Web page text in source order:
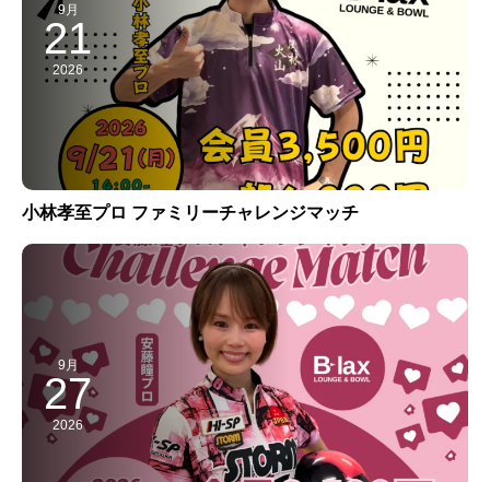
9月
21
2026
小林孝至プロ ファミリーチャレンジマッチ
9月
27
2026